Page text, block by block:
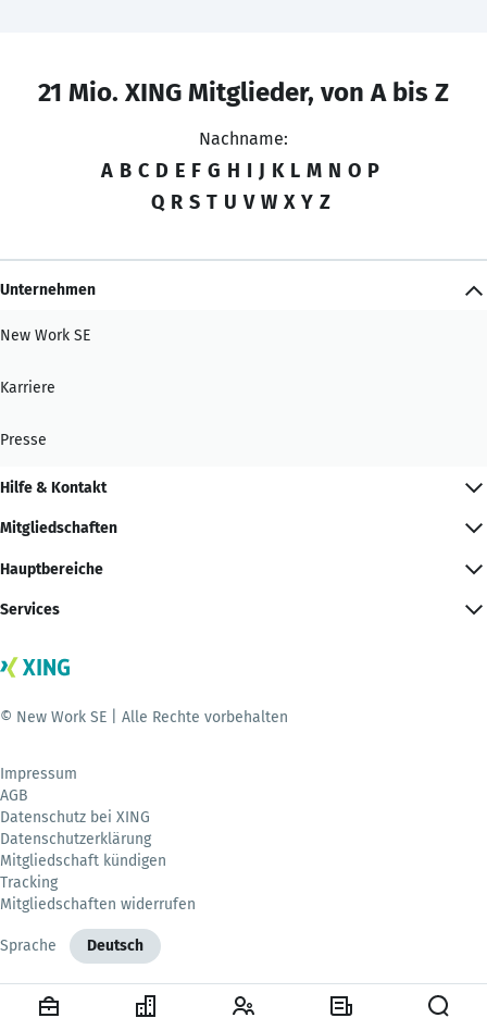
21 Mio. XING Mitglieder, von A bis Z
Nachname:
A B C D E F G H I J K L M N O P
Q R S T U V W X Y Z
Unternehmen
New Work SE
Karriere
Presse
Hilfe & Kontakt
Mitgliedschaften
Hauptbereiche
Services
© New Work SE | Alle Rechte vorbehalten
Impressum
AGB
Datenschutz bei XING
Datenschutzerklärung
Mitgliedschaft kündigen
Tracking
Mitgliedschaften widerrufen
Sprache Deutsch